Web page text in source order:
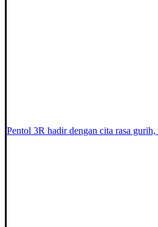
Pentol 3R hadir dengan cita rasa gurih,